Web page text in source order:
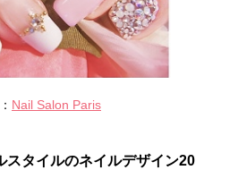
Nail Salon Paris
スタイルのネイルデザイン20